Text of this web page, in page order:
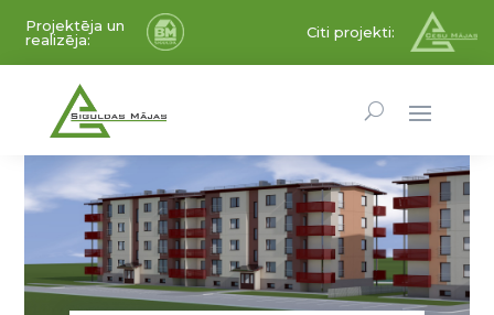
Projektēja un
realizēja:
Citi projekti: